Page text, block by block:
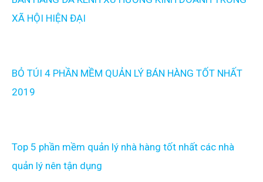
XÃ HỘI HIỆN ĐẠI
BỎ TÚI 4 PHẦN MỀM QUẢN LÝ BÁN HÀNG TỐT NHẤT
2019
Top 5 phần mềm quản lý nhà hàng tốt nhất các nhà
quản lý nên tận dụng